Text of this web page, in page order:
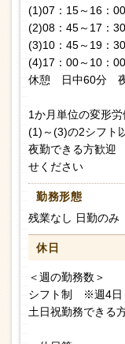
(1)07：15～16：00
(2)08：45～17：30
(3)10：45～19：30
(4)17：00～10：
休憩 日中60分
1か月単位の変形労
(1)～(3)の2シフト
夜勤できる方歓迎
せください
勤務形態
残業なし 日勤のみ
休日
＜週の勤務数＞
シフト制 ※週4日
土日祝勤務できる